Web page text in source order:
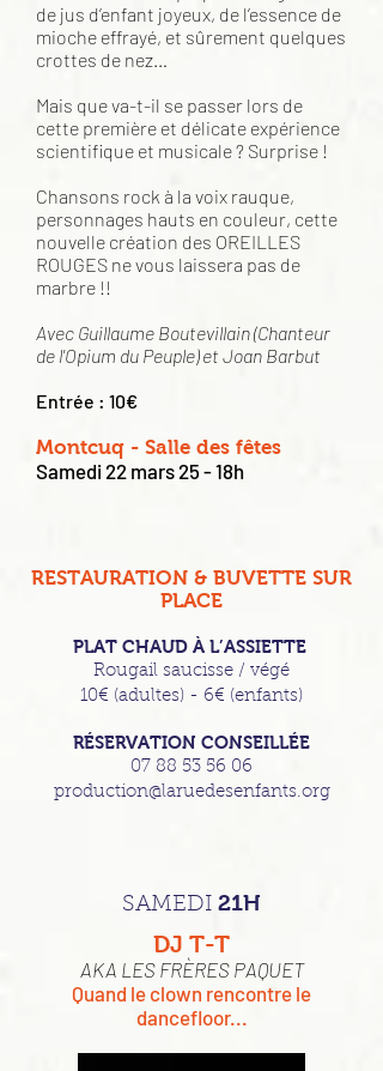
de jus d’enfant joyeux, de l’essence de
mioche effrayé, et sûrement quelques
crottes de nez…
Mais que va-t-il se passer lors de
cette première et délicate expérience
scientifique et musicale ? Surprise !
Chansons rock à la voix rauque,
personnages hauts en couleur, cette
nouvelle création des OREILLES
ROUGES ne vous laissera pas de
marbre !!
Avec Guillaume Boutevillain (Chanteur
de l'Opium du Peuple) et Joan Barbut
Entrée : 10€
Montcuq - Salle des fêtes
Samedi 22 mars 25 - 18h
RESTAURATION & BUVETTE SUR
PLACE
PLAT CHAUD À L’ASSIETTE
Rougail saucisse / végé
10€ (adultes) - 6€ (enfants)
RÉSERVATION CONSEILLÉE
07 88 53 56 06
production@laruedesenfants.org
SAMEDI 21H
DJ T-T
AKA LES FRÈRES PAQUET
Quand le clown rencontre le
dancefloor...